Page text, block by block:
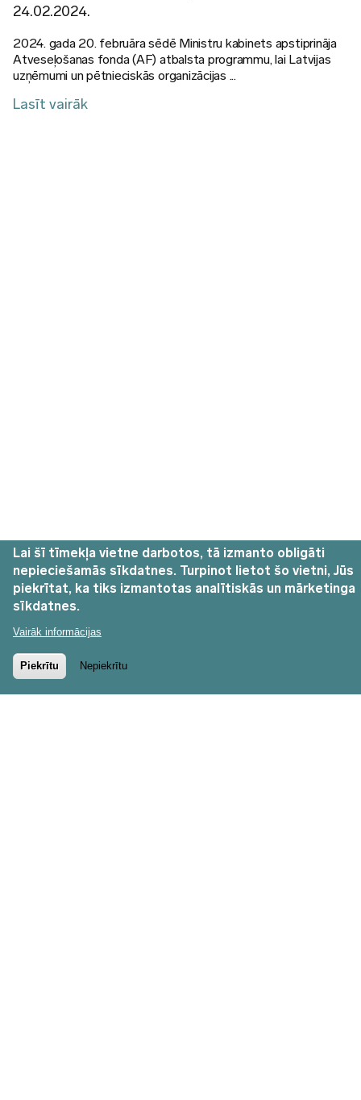
24.02.2024.
2024. gada 20. februāra sēdē Ministru kabinets apstiprināja
Atveseļošanas fonda (AF) atbalsta programmu, lai Latvijas
uzņēmumi un pētnieciskās organizācijas ...
Lasīt vairāk
Lai šī tīmekļa vietne darbotos, tā izmanto obligāti
nepieciešamās sīkdatnes. Turpinot lietot šo vietni, Jūs
piekrītat, ka tiks izmantotas analītiskās un mārketinga
sīkdatnes.
Vairāk informācijas
Piekrītu Nepiekrītu